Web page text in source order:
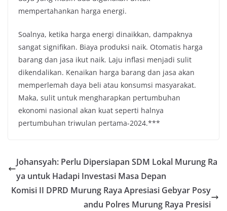
mempertahankan harga energi.
Soalnya, ketika harga energi dinaikkan, dampaknya
sangat signifikan. Biaya produksi naik. Otomatis harga
barang dan jasa ikut naik. Laju inflasi menjadi sulit
dikendalikan. Kenaikan harga barang dan jasa akan
memperlemah daya beli atau konsumsi masyarakat.
Maka, sulit untuk mengharapkan pertumbuhan
ekonomi nasional akan kuat seperti halnya
pertumbuhan triwulan pertama-2024.***
Johansyah: Perlu Dipersiapan SDM Lokal Murung Ra
ya untuk Hadapi Investasi Masa Depan
Komisi II DPRD Murung Raya Apresiasi Gebyar Posy
andu Polres Murung Raya Presisi